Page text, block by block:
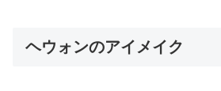
ヘウォンのアイメイク